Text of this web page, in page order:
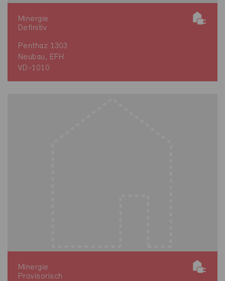
Minergie
Definitiv
Penthaz 1303
Neubau, EFH
VD-1010
Minergie
Provisorisch